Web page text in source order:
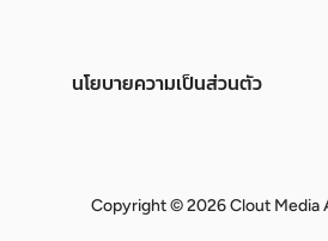
นโยบายความเป็นส่วนตัว
Copyright © 2026 Clout Media